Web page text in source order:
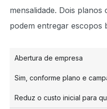
mensalidade. Dois
podem entregar escopos
Abertura de empresa
Sim, conforme plano e
Reduz o custo inicial para